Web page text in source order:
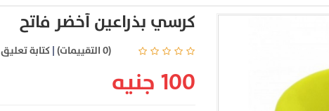
كرسي بذراعين أخضر فاتح
(0 التقييمات) |كتابة تعليق
100 جنيه